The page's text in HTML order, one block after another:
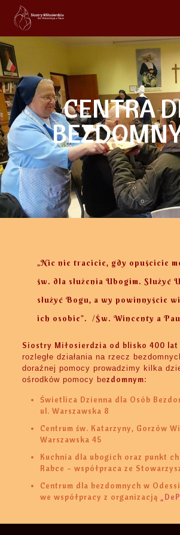
CENTRA
„Nic nie tracicie, gdy opuścicie
św. dla służenia Ubogim. Służyć
służyć Bogu, a wy powinnyście
ich osobie”. /Św. Wincenty a
Siostry Miłosierdzia od blisko 400 lat
rozległe działania na rzecz
doraźnej pomocy prowadzimy kilka
ośrodków pomocy bezdomnym:
Świetlica Dzienna dla Osób
ul. Warszawska 8
Centrum św. Katarzyny, Gorzów
Warszawska 45
Kuchnia dla ubogich oraz punkt
Rabce – współpraca ze
Centrum dla bezdomnych w
we współpracy z organizacją